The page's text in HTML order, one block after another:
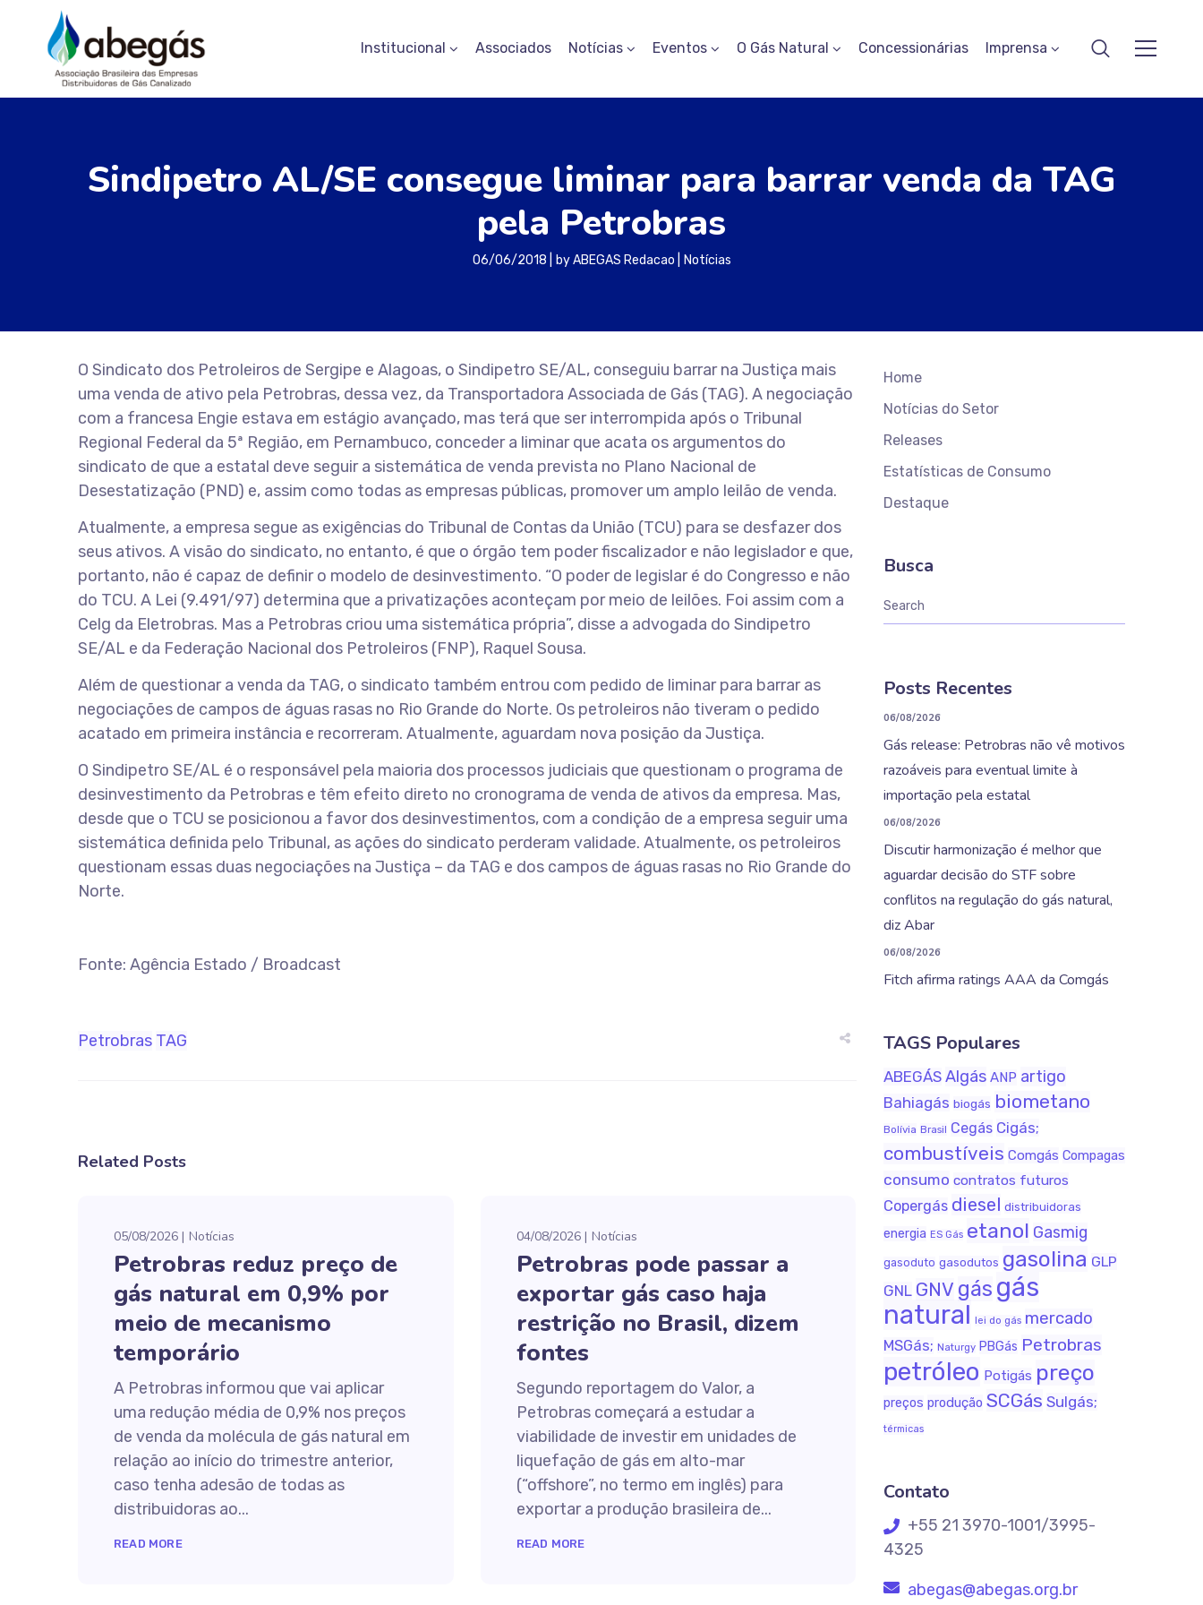
Institucional Associados Notícias Eventos O Gás Natural Concessionárias Imprensa
Sindipetro AL/SE consegue liminar para barrar venda da TAG
pela Petrobras
06/06/2018 byABEGAS Redacao Notícias
O Sindicato dos Petroleiros de Sergipe e Alagoas, o Sindipetro SE/AL, conseguiu barrar na Justiça mais
uma venda de ativo pela Petrobras, dessa vez, da Transportadora Associada de Gás (TAG). A negociação
com a francesa Engie estava em estágio avançado, mas terá que ser interrompida após o Tribunal
Regional Federal da 5ª Região, em Pernambuco, conceder a liminar que acata os argumentos do
sindicato de que a estatal deve seguir a sistemática de venda prevista no Plano Nacional de
Desestatização (PND) e, assim como todas as empresas públicas, promover um amplo leilão de venda.
Atualmente, a empresa segue as exigências do Tribunal de Contas da União (TCU) para se desfazer dos
seus ativos. A visão do sindicato, no entanto, é que o órgão tem poder fiscalizador e não legislador e que,
portanto, não é capaz de definir o modelo de desinvestimento. “O poder de legislar é do Congresso e não
do TCU. A Lei (9.491/97) determina que a privatizações aconteçam por meio de leilões. Foi assim com a
Celg da Eletrobras. Mas a Petrobras criou uma sistemática própria”, disse a advogada do Sindipetro
SE/AL e da Federação Nacional dos Petroleiros (FNP), Raquel Sousa.
Além de questionar a venda da TAG, o sindicato também entrou com pedido de liminar para barrar as
negociações de campos de águas rasas no Rio Grande do Norte. Os petroleiros não tiveram o pedido
acatado em primeira instância e recorreram. Atualmente, aguardam nova posição da Justiça.
O Sindipetro SE/AL é o responsável pela maioria dos processos judiciais que questionam o programa de
desinvestimento da Petrobras e têm efeito direto no cronograma de venda de ativos da empresa. Mas,
desde que o TCU se posicionou a favor dos desinvestimentos, com a condição de a empresa seguir uma
sistemática definida pelo Tribunal, as ações do sindicato perderam validade. Atualmente, os petroleiros
questionam essas duas negociações na Justiça – da TAG e dos campos de águas rasas no Rio Grande do
Norte.
Fonte: Agência Estado / Broadcast
Petrobras TAG
Related Posts
05/08/2026 Notícias
Petrobras reduz preço de
gás natural em 0,9% por
meio de mecanismo
temporário
A Petrobras informou que vai aplicar
uma redução média de 0,9% nos preços
de venda da molécula de gás natural em
relação ao início do trimestre anterior,
caso tenha adesão de todas as
distribuidoras ao...
READ MORE
04/08/2026 Notícias
Petrobras pode passar a
exportar gás caso haja
restrição no Brasil, dizem
fontes
Segundo reportagem do Valor, a
Petrobras começará a estudar a
viabilidade de investir em unidades de
liquefação de gás em alto-mar
(“offshore”, no termo em inglês) para
exportar a produção brasileira de...
READ MORE
Home
Notícias do Setor
Releases
Estatísticas de Consumo
Destaque
Busca
Posts Recentes
06/08/2026
Gás release: Petrobras não vê motivos
razoáveis para eventual limite à
importação pela estatal
06/08/2026
Discutir harmonização é melhor que
aguardar decisão do STF sobre
conflitos na regulação do gás natural,
diz Abar
06/08/2026
Fitch afirma ratings AAA da Comgás
TAGS Populares
ABEGÁS Algás ANP artigo
Bahiagás biogás biometano
Bolívia Brasil Cegás Cigás;
combustíveis Comgás Compagas
consumo contratos futuros
Copergás diesel distribuidoras
energia ES Gás etanol Gasmig
gasoduto gasodutos gasolina GLP
GNL GNV gás gás
natural lei do gás mercado
MSGás; Naturgy PBGás Petrobras
petróleo Potigás preço
preços produção SCGás Sulgás;
térmicas
Contato
+55 21 3970-1001/3995-
4325
abegas@abegas.org.br